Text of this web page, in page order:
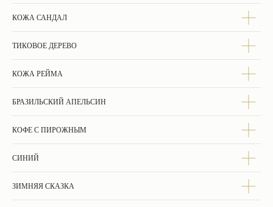
КОЖА САНДАЛ
ТИКОВОЕ ДЕРЕВО
КОЖА РЕЙМА
БРАЗИЛЬСКИЙ АПЕЛЬСИН
КОФЕ С ПИРОЖНЫМ
СИНИЙ
ЗИМНЯЯ СКАЗКА
ЧАСТЫЕ ВОПРОСЫ